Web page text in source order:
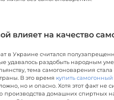
влияет на качество
в Украине считался
удавалось раздобыть народным
тема самогоноварения
В это время купить
но и опасно. Хотя этот факт не
производства домашних спиртных